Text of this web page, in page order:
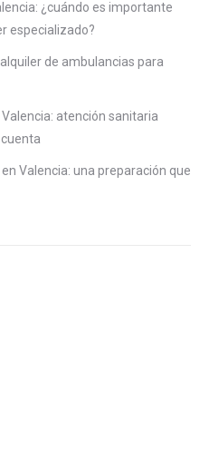
¿cuándo es importante
especializado?
de ambulancias para
atención sanitaria
Valencia: una preparación que